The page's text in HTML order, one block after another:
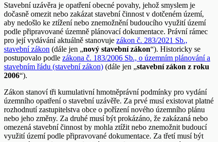
Stavební uzávěra je opatření obecné povahy, jehož smyslem je
dočasně omezit nebo zakázat stavební činnost v dotčeném území,
aby nedošlo ke ztížení nebo znemožnění budoucího využití území
podle připravované územně plánovací dokumentace. Právní rámec
pro její vydávání aktuálně stanovuje zákon č. 283/2021 Sb.,
stavební zákon (dále jen „nový stavební zákon“). Historicky se
postupovalo podle zákona č. 183/2006 Sb., o územním plánování a
stavebním řádu (stavební zákon) (dále jen „stavební zákon z roku
2006“).
Zákon stanoví tři kumulativní hmotněprávní podmínky pro vydání
územního opatření o stavební uzávěře. Za prvé musí existovat platné
rozhodnutí zastupitelstva obce o pořízení nového územního plánu
nebo jeho změny. Za druhé musí být prokázáno, že zakázaná nebo
omezená stavební činnost by mohla ztížit nebo znemožnit budoucí
využití území podle připravované dokumentace. Za třetí musí být